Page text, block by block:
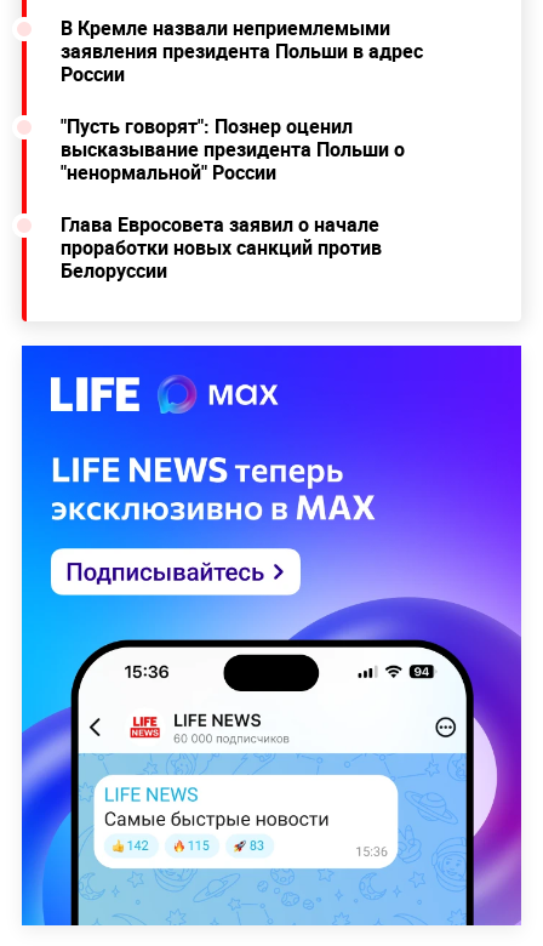
В Кремле назвали неприемлемыми
заявления президента Польши в адрес
России
"Пусть говорят": Познер оценил
высказывание президента Польши о
"ненормальной" России
Глава Евросовета заявил о начале
проработки новых санкций против
Белоруссии